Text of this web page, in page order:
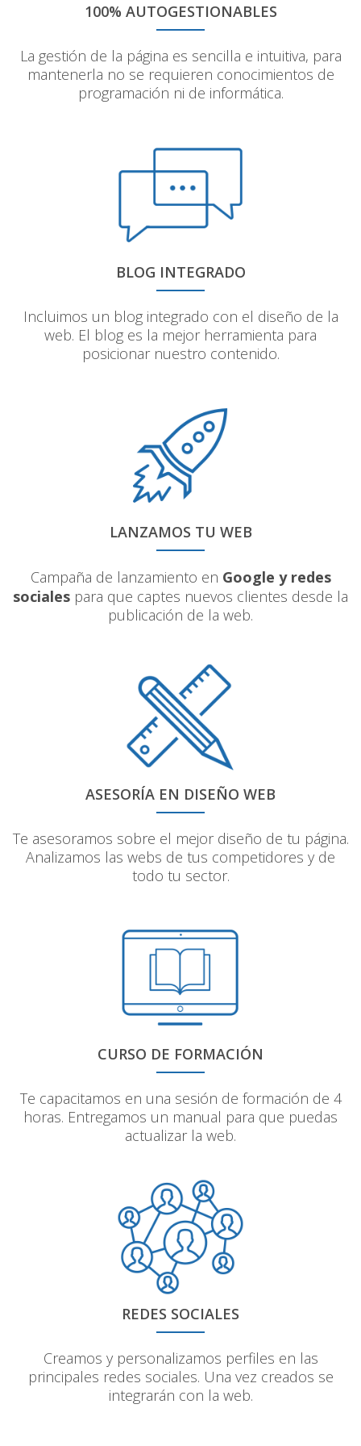
100% AUTOGESTIONABLES
La gestión de la página es sencilla e intuitiva, para
mantenerla no se requieren conocimientos de
programación ni de informática.
BLOG INTEGRADO
Incluimos un blog integrado con el diseño de la
web. El blog es la mejor herramienta para
posicionar nuestro contenido.
LANZAMOS TU WEB
Campaña de lanzamiento en Google y redes
sociales para que captes nuevos clientes desde la
publicación de la web.
ASESORÍA EN DISEÑO WEB
Te asesoramos sobre el mejor diseño de tu página.
Analizamos las webs de tus competidores y de
todo tu sector.
CURSO DE FORMACIÓN
Te capacitamos en una sesión de formación de 4
horas. Entregamos un manual para que puedas
actualizar la web.
REDES SOCIALES
Creamos y personalizamos perfiles en las
principales redes sociales. Una vez creados se
integrarán con la web.